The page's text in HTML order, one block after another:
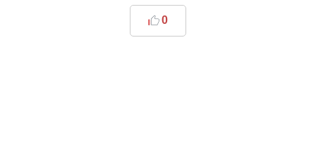
0